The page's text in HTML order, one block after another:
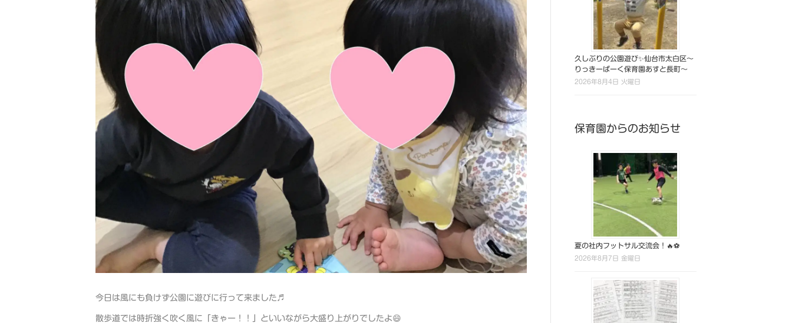
今日は風にも負けず公園に遊びに行って来ました♬
散歩道では時折強く吹く風に「きゃー！！」といいながら大盛り上がりでしたよ😄
久しぶりの公園遊び✨仙台市太白区～
りっきーぱーく保育園あすと長町～
2026年8月4日 火曜日
保育園からのお知らせ
夏の社内フットサル交流会！🔥⚽
2026年8月7日 金曜日